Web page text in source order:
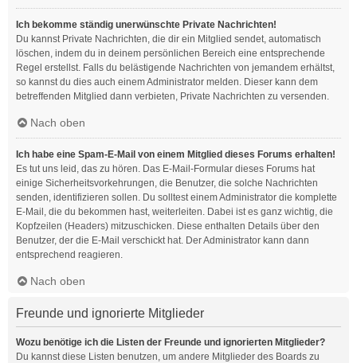
Ich bekomme ständig unerwünschte Private Nachrichten!
Du kannst Private Nachrichten, die dir ein Mitglied sendet, automatisch
löschen, indem du in deinem persönlichen Bereich eine entsprechende
Regel erstellst. Falls du belästigende Nachrichten von jemandem erhältst,
so kannst du dies auch einem Administrator melden. Dieser kann dem
betreffenden Mitglied dann verbieten, Private Nachrichten zu versenden.
Nach oben
Ich habe eine Spam-E-Mail von einem Mitglied dieses Forums erhalten!
Es tut uns leid, das zu hören. Das E-Mail-Formular dieses Forums hat
einige Sicherheitsvorkehrungen, die Benutzer, die solche Nachrichten
senden, identifizieren sollen. Du solltest einem Administrator die komplette
E-Mail, die du bekommen hast, weiterleiten. Dabei ist es ganz wichtig, die
Kopfzeilen (Headers) mitzuschicken. Diese enthalten Details über den
Benutzer, der die E-Mail verschickt hat. Der Administrator kann dann
entsprechend reagieren.
Nach oben
Freunde und ignorierte Mitglieder
Wozu benötige ich die Listen der Freunde und ignorierten Mitglieder?
Du kannst diese Listen benutzen, um andere Mitglieder des Boards zu